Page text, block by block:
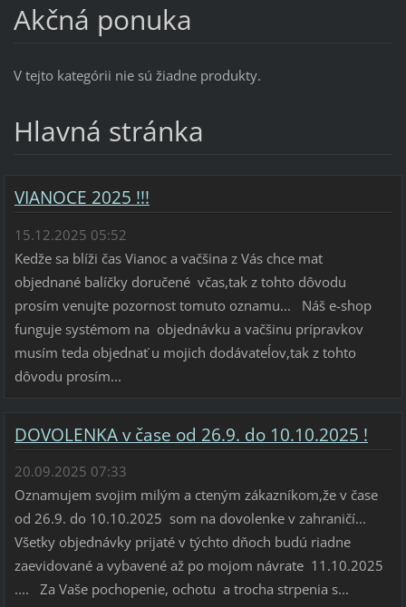
Akčná ponuka
V tejto kategórii nie sú žiadne produkty.
Hlavná stránka
VIANOCE 2025 !!!
15.12.2025 05:52
Kedže sa blíži čas Vianoc a vačšina z Vás chce mat
objednané balíčky doručené včas,tak z tohto dôvodu
prosím venujte pozornost tomuto oznamu... Náš e-shop
funguje systémom na objednávku a vačšinu prípravkov
musím teda objednať u mojich dodávateĺov,tak z tohto
dôvodu prosím...
DOVOLENKA v čase od 26.9. do 10.10.2025 !
20.09.2025 07:33
Oznamujem svojim milým a cteným zákazníkom,že v čase
od 26.9. do 10.10.2025 som na dovolenke v zahraničí...
Všetky objednávky prijaté v týchto dňoch budú riadne
zaevidované a vybavené až po mojom návrate 11.10.2025
.... Za Vaše pochopenie, ochotu a trocha strpenia s...